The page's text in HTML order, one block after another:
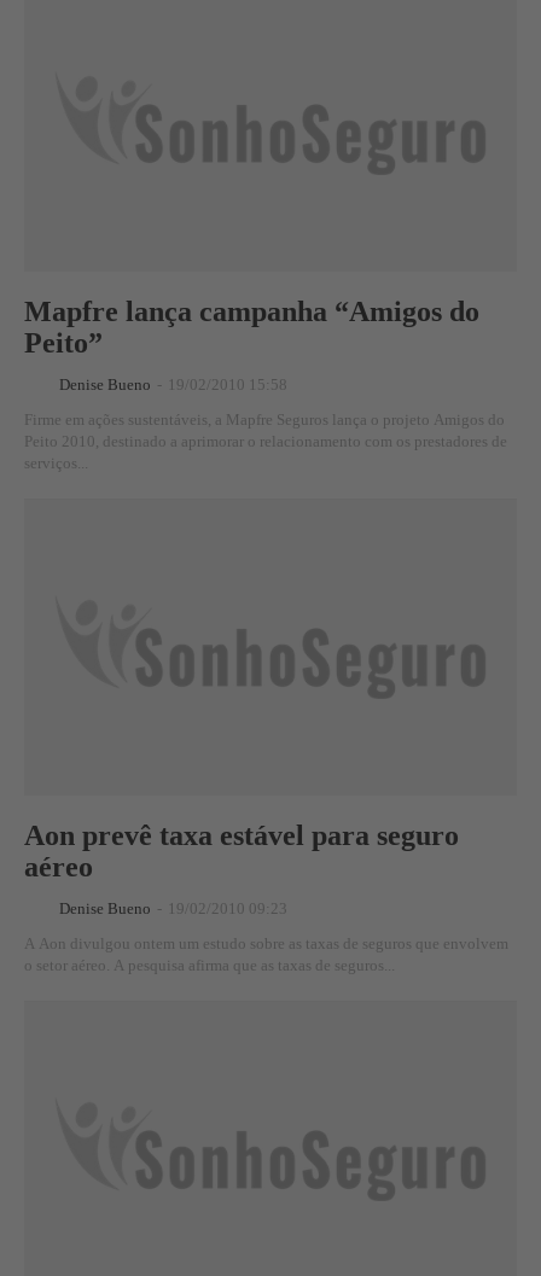
Mapfre lança campanha “Amigos do
Peito”
Denise Bueno - 19/02/2010 15:58
Firme em ações sustentáveis, a Mapfre Seguros lança o projeto Amigos do
Peito 2010, destinado a aprimorar o relacionamento com os prestadores de
serviços...
Aon prevê taxa estável para seguro
aéreo
Denise Bueno - 19/02/2010 09:23
A Aon divulgou ontem um estudo sobre as taxas de seguros que envolvem
o setor aéreo. A pesquisa afirma que as taxas de seguros...